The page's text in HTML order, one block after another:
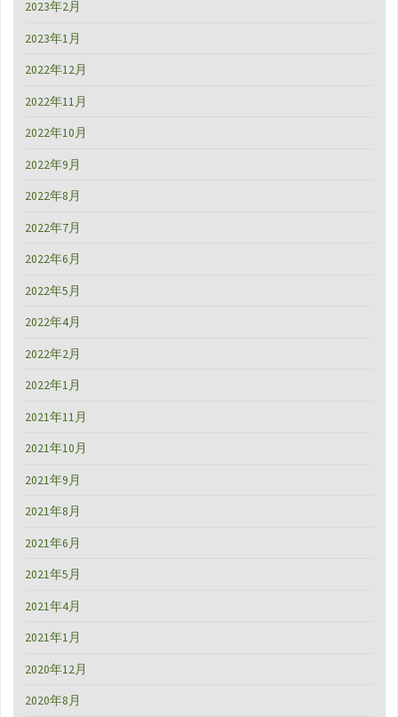
2023年2月
2023年1月
2022年12月
2022年11月
2022年10月
2022年9月
2022年8月
2022年7月
2022年6月
2022年5月
2022年4月
2022年2月
2022年1月
2021年11月
2021年10月
2021年9月
2021年8月
2021年6月
2021年5月
2021年4月
2021年1月
2020年12月
2020年8月